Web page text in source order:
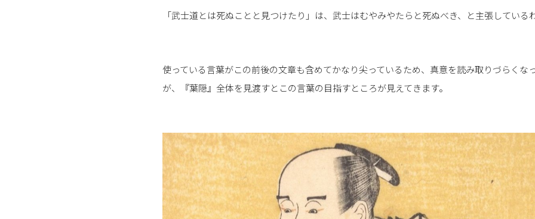
「武士道とは死ぬことと見つけたり」は、武士はむやみやたらと死ぬべき、と主張している
使っている言葉がこの前後の文章も含めてかなり尖っているため、真意を読み取りづらくな
が、『葉隠』全体を見渡すとこの言葉の目指すところが見えてきます。